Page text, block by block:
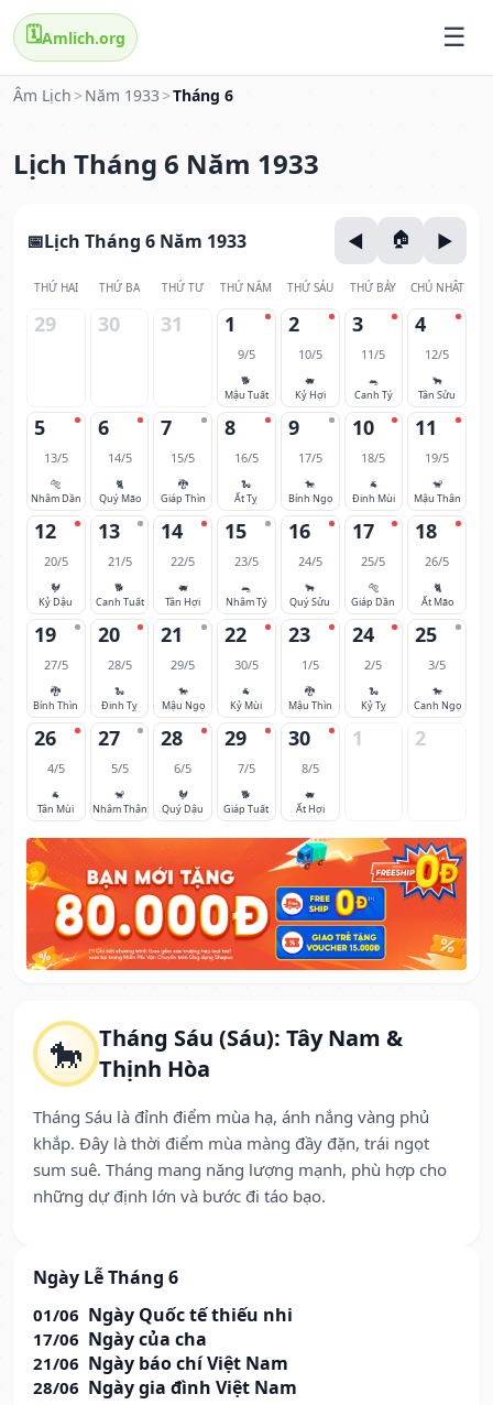
🗓️Amlich.org
Âm Lịch > Năm 1933 >Tháng 6
Lịch Tháng 6 Năm 1933
🐎 Tháng Sáu (Sáu): Tây Nam &
Thịnh Hòa
Tháng Sáu là đỉnh điểm mùa hạ, ánh nắng vàng phủ
khắp. Đây là thời điểm mùa màng đầy đặn, trái ngọt
sum suê. Tháng mang năng lượng mạnh, phù hợp cho
những dự định lớn và bước đi táo bạo.
Ngày Lễ Tháng 6
01/06 Ngày Quốc tế thiếu nhi
17/06 Ngày của cha
21/06 Ngày báo chí Việt Nam
28/06 Ngày gia đình Việt Nam
Lịch Tháng 6 Năm 1933
THỨ HAI THỨ BA THỨ TƯ THỨ NĂM THỨ SÁU THỨ BẢY CHỦ NHẬT
29 30 31 1
9/5
🐕
Mậu Tuất
2
10/5
🐖
Kỷ Hợi
3
11/5
🐀
Canh Tý
4
12/5
🐂
Tân Sửu
5
13/5
🐅
Nhâm Dần
6
14/5
🐈
Quý Mão
7
15/5
🐉
Giáp Thìn
8
16/5
🐍
Ất Tỵ
9
17/5
🐎
Bính Ngọ
10
18/5
🐐
Đinh Mùi
11
19/5
🐒
Mậu Thân
12
20/5
🐓
Kỷ Dậu
13
21/5
🐕
Canh Tuất
14
22/5
🐖
Tân Hợi
15
23/5
🐀
Nhâm Tý
16
24/5
🐂
Quý Sửu
17
25/5
🐅
Giáp Dần
18
26/5
🐈
Ất Mão
19
27/5
🐉
Bính Thìn
20
28/5
🐍
Đinh Tỵ
21
29/5
🐎
Mậu Ngọ
22
30/5
🐐
Kỷ Mùi
23
1/5
🐉
Mậu Thìn
24
2/5
🐍
Kỷ Tỵ
25
3/5
🐎
Canh Ngọ
26
4/5
🐐
Tân Mùi
27
5/5
🐒
Nhâm Thân
28
6/5
🐓
Quý Dậu
29
7/5
🐕
Giáp Tuất
30
8/5
🐖
Ất Hợi
1 2